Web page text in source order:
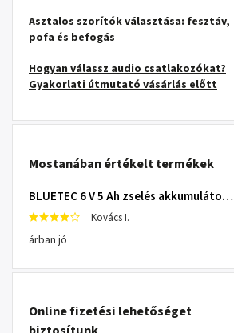
Asztalos szorítók választása: fesztáv,
pofa és befogás
Hogyan válassz audio csatlakozókat?
Gyakorlati útmutató vásárlás előtt
Mostanában értékelt termékek
BLUETEC 6 V 5 Ah zselés akkumulátor – 82-402-
Kovács I.
árban jó
Online fizetési lehetőséget